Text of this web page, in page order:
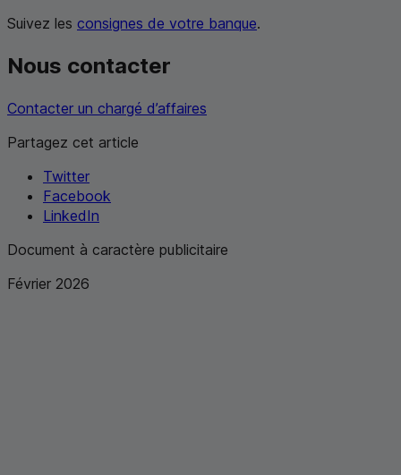
Suivez les consignes de votre banque.
Nous contacter
Contacter un chargé d’affaires
Partagez cet article
Twitter
Facebook
LinkedIn
Document à caractère publicitaire
Février 2026